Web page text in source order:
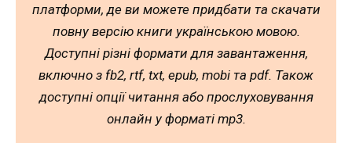
платформи, де ви можете придбати та скачати
повну версію книги українською мовою.
Доступні різні формати для завантаження,
включно з fb2, rtf, txt, epub, mobi та pdf. Також
доступні опції читання або прослуховування
онлайн у форматі mp3.